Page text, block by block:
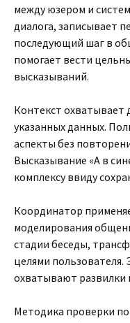
между юзером и
диалога, записывает
последующий шаг в
помогает вести
высказываний.
Контекст охватывает
указанных данных.
аспекты без
Высказывание «А в
комплексу ввиду
Координатор
моделирования
стадии беседы,
целями
охватывают развилки
Методика проверки